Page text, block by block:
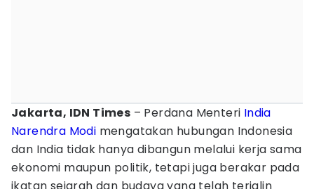
Jakarta, IDN Times – Perdana Menteri India
Narendra Modi mengatakan hubungan Indonesia
dan India tidak hanya dibangun melalui kerja sama
ekonomi maupun politik, tetapi juga berakar pada